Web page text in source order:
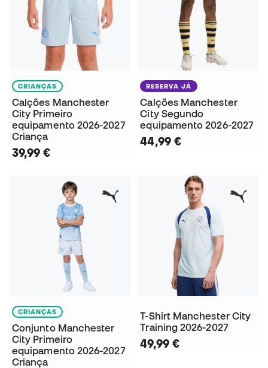
CRIANÇAS
Calções Manchester
City Primeiro
equipamento 2026-2027
Criança
39,99 €
RESERVA JÁ
Calções Manchester
City Segundo
equipamento 2026-2027
44,99 €
CRIANÇAS
Conjunto Manchester
City Primeiro
equipamento 2026-2027
Criança
T-Shirt Manchester City
Training 2026-2027
49,99 €